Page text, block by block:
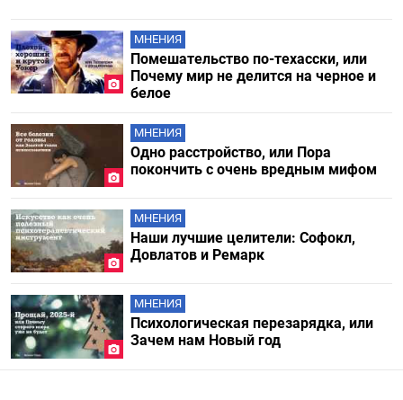
МНЕНИЯ
Помешательство по-техасски, или
Почему мир не делится на черное и
белое
МНЕНИЯ
Одно расстройство, или Пора
покончить с очень вредным мифом
МНЕНИЯ
Наши лучшие целители: Софокл,
Довлатов и Ремарк
МНЕНИЯ
Психологическая перезарядка, или
Зачем нам Новый год